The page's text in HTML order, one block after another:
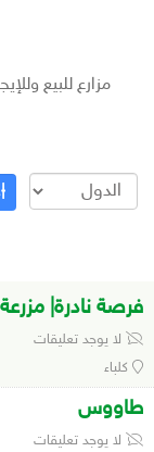
مزارع للبيع
فرصة نادرة| مزرعة
لا يوجد تعليقات
كلباء
طاووس
لا يوجد تعليقات